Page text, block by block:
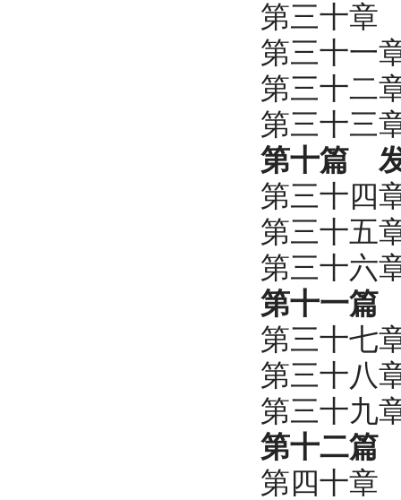
第三十章
第三十一
第三十二
第三十三
第十篇
第三十四
第三十五
第三十六
第十一篇
第三十七
第三十八
第三十九
第十二篇
第四十章